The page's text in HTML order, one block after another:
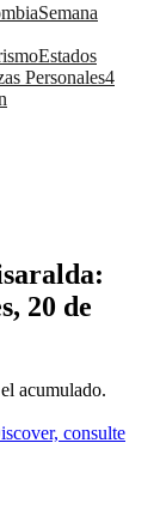
Semana
Estados
Personales4
20 de
acumulado.
consulte